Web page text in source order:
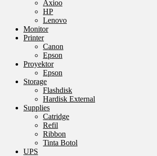
Axioo
HP
Lenovo
Monitor
Printer
Canon
Epson
Proyektor
Epson
Storage
Flashdisk
Hardisk External
Supplies
Catridge
Refil
Ribbon
Tinta Botol
UPS